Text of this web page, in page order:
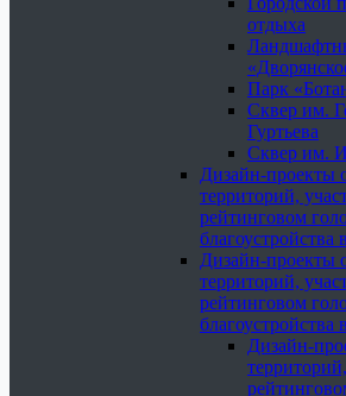
отдыха
Парк
Сквер им.
Гуртьева
Сквер им.
Дизайн-проекты
территорий,
рейтинговом
благоустройства
Дизайн-проекты
территорий,
рейтинговом
благоустройства
Дизайн-